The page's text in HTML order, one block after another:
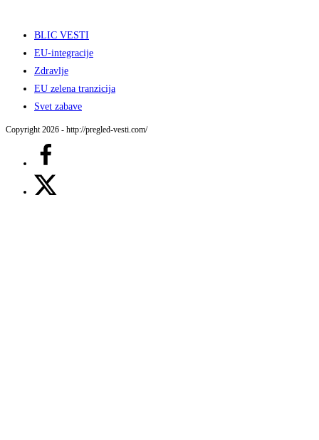
BLIC VESTI
EU-integracije
Zdravlje
EU zelena tranzicija
Svet zabave
Copyright 2026 - http://pregled-vesti.com/